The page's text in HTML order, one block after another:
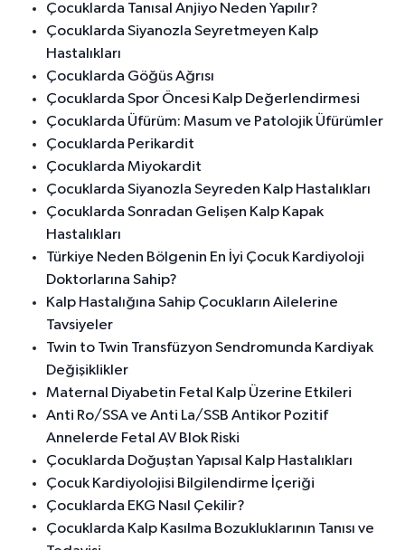
Çocuklarda Tanısal Anjiyo Neden Yapılır?
Çocuklarda Siyanozla Seyretmeyen Kalp
Hastalıkları
Çocuklarda Göğüs Ağrısı
Çocuklarda Spor Öncesi Kalp Değerlendirmesi
Çocuklarda Üfürüm: Masum ve Patolojik Üfürümler
Çocuklarda Perikardit
Çocuklarda Miyokardit
Çocuklarda Siyanozla Seyreden Kalp Hastalıkları
Çocuklarda Sonradan Gelişen Kalp Kapak
Hastalıkları
Türkiye Neden Bölgenin En İyi Çocuk Kardiyoloji
Doktorlarına Sahip?
Kalp Hastalığına Sahip Çocukların Ailelerine
Tavsiyeler
Twin to Twin Transfüzyon Sendromunda Kardiyak
Değişiklikler
Maternal Diyabetin Fetal Kalp Üzerine Etkileri
Anti Ro/SSA ve Anti La/SSB Antikor Pozitif
Annelerde Fetal AV Blok Riski
Çocuklarda Doğuştan Yapısal Kalp Hastalıkları
Çocuk Kardiyolojisi Bilgilendirme İçeriği
Çocuklarda EKG Nasıl Çekilir?
Çocuklarda Kalp Kasılma Bozukluklarının Tanısı ve